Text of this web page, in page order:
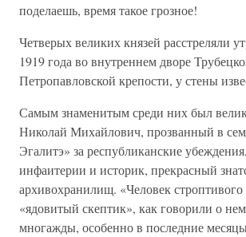
поделаешь, время такое грозное!
Четверых великих князей расстреляли
1919 года во внутреннем дворе
Петропавловской крепости, у стены
Самым знаменитым среди них был
Николай Михайлович, прозванный в
Эгалитэ» за республиканские
инфаитерии и историк, прекрасный
архивохранилищ. «Человек строптивого
«ядовитый скептик», как говорили о
многажды, особенно в последние